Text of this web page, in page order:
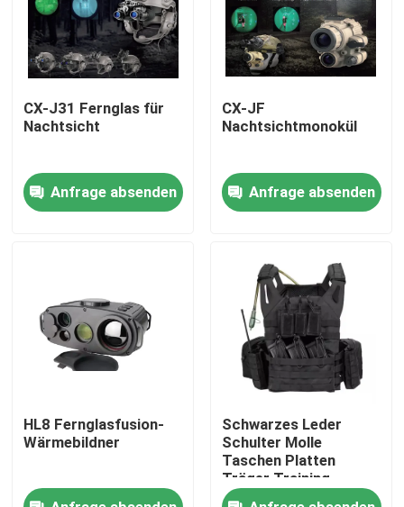
Produkte
Videos
Werksbesichtigung
Neuigkeiten
Militärische taktische Abnutzung
Militärische taktische kugelsichere Weste
CX-J31 Fernglas für
Nachtsicht
Anfrage absenden
CX-JF
Nachtsichtmonokül
Anfrage absenden
HL8 Fernglasfusion-
Wärmebildner
Schwarzes Leder
Schulter Molle
Taschen Platten
Träger Training
Taktische Weste mit